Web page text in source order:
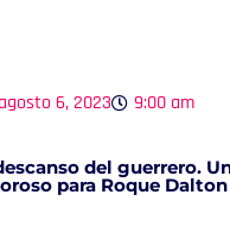
agosto 6, 2023 9:00 am
del guerrero.
para Roque Dalton